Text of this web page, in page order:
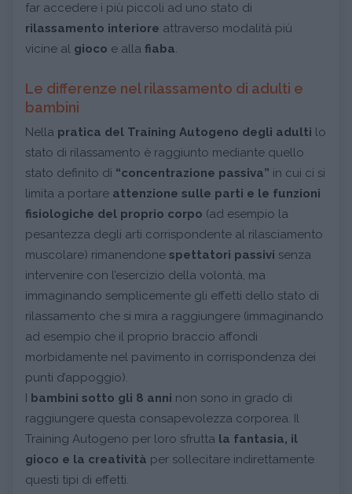
far accedere i più piccoli ad uno stato di
rilassamento interiore attraverso modalità più
vicine al gioco e alla fiaba.
Le differenze nel rilassamento di adulti e
bambini
Nella pratica del Training Autogeno degli adulti lo
stato di rilassamento è raggiunto mediante quello
stato definito di “concentrazione passiva” in cui ci si
limita a portare attenzione sulle parti e le funzioni
fisiologiche del proprio corpo (ad esempio la
pesantezza degli arti corrispondente al rilasciamento
muscolare) rimanendone spettatori passivi senza
intervenire con l’esercizio della volontà, ma
immaginando semplicemente gli effetti dello stato di
rilassamento che si mira a raggiungere (immaginando
ad esempio che il proprio braccio affondi
morbidamente nel pavimento in corrispondenza dei
punti d’appoggio).
bambini sotto gli 8 anni non sono in grado di
raggiungere questa consapevolezza corporea. Il
Training Autogeno per loro sfrutta la fantasia, il
gioco e la creatività per sollecitare indirettamente
questi tipi di effetti.